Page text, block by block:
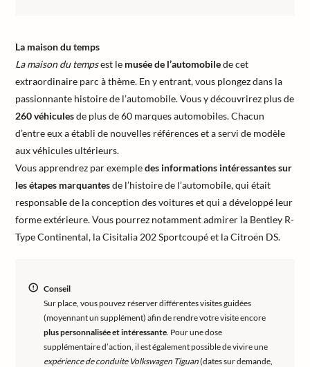
La maison du temps
La maison du tempsest le musée de l’automobilede cet
extraordinaire parc à thème. En y entrant, vous plongez dans la
passionnante histoire de l’automobile. Vous y découvrirez plus de
260 véhiculesde plus de 60 marques automobiles. Chacun
d’entre eux a établi de nouvelles références et a servi de modèle
aux véhicules ultérieurs.
Vous apprendrez par exempledes informations intéressantes sur
les étapes marquantesde l’histoire de l’automobile, qui était
responsable de la conception des voitures et qui a développé leur
forme extérieure. Vous pourrez notamment admirer la Bentley R-
Type Continental, la Cisitalia 202 Sportcoupé et la Citroën DS.
Conseil
Sur place, vous pouvez réserver différentes visites guidées
(moyennant un supplément) afin de rendre votre visite encore
plus personnalisée et intéressante. Pour une dose
supplémentaire d’action, il est également possible de vivire une
expérience de conduite Volkswagen Tiguan(dates sur demande,